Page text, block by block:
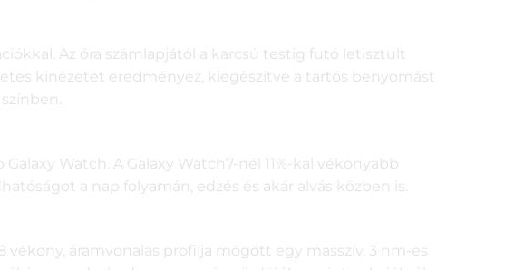
Az óra számlapjától a karcsú testig futó letisztult
kinézetet eredményez, kiegészítve a tartós benyomást
Watch. A Galaxy Watch7-nél 11%-kal vékonyabb
a nap folyamán, edzés és akár alvás közben is.
áramvonalas profilja mögött egy masszív, 3 nm-es